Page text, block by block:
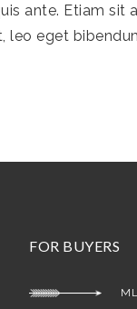
ante. Etiam sit
leo eget
FOR BUYERS
MLS